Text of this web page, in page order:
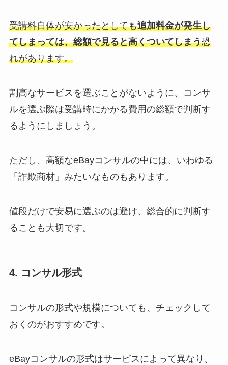
受講料自体が安かったとしても追加料金が発生し
てしまっては、総額で見ると高くついてしまう恐
れがあります。
割高なサービスを選ぶことがないように、コンサ
ルを選ぶ際は受講時にかかる費用の総額で判断す
るようにしましょう。
ただし、高額なeBayコンサルの中には、いわゆる
「詐欺商材」みたいなものもあります。
値段だけで安易に選ぶのは避け、総合的に判断す
ることも大切です。
4. コンサル形式
コンサルの形式や規模についても、チェックして
おくのがおすすめです。
eBayコンサルの形式はサービスによって異なり、